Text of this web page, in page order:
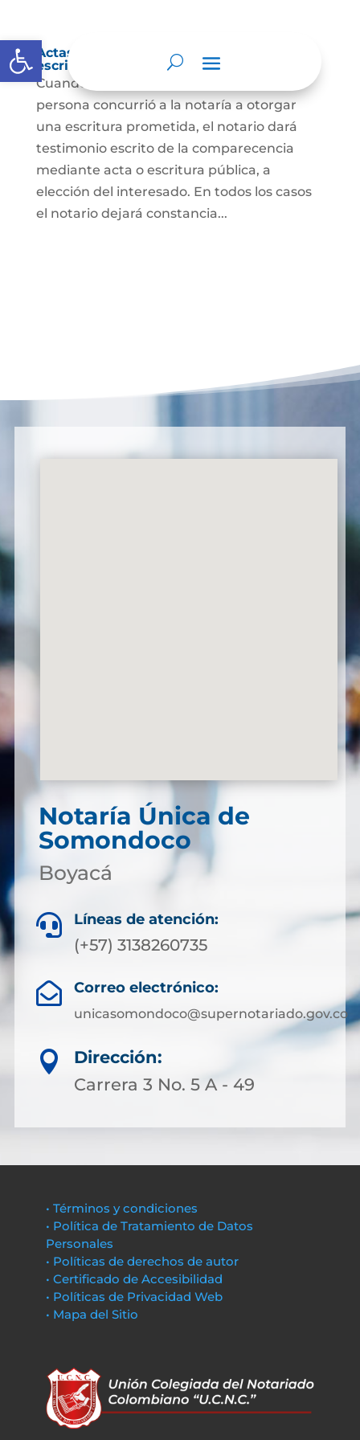
Abrir barra de herramientas
Actas de comparecencia para otorgar
escritura pública
Cuando se trate de comprobar que una
persona concurrió a la notaría a otorgar
una escritura prometida, el notario dará
testimonio escrito de la comparecencia
mediante acta o escritura pública, a
elección del interesado. En todos los casos
el notario dejará constancia...
Notaría Única de
Somondoco
Boyacá
 Líneas de atención:
(+57) 3138260735
 Correo electrónico:
unicasomondoco@supernotariado.gov.co

Dirección:
Carrera 3 No. 5 A - 49
• Términos y condiciones
• Política de Tratamiento de Datos
Personales
• Políticas de derechos de autor
• Certificado de Accesibilidad
• Políticas de Privacidad Web
• Mapa del Sitio